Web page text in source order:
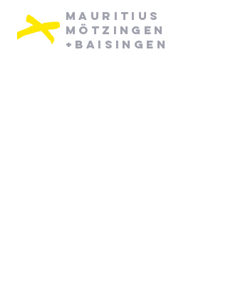
Mauritius
Mötzingen
+Baisingen